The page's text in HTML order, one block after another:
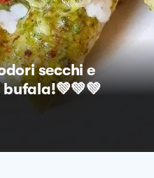
secchi e